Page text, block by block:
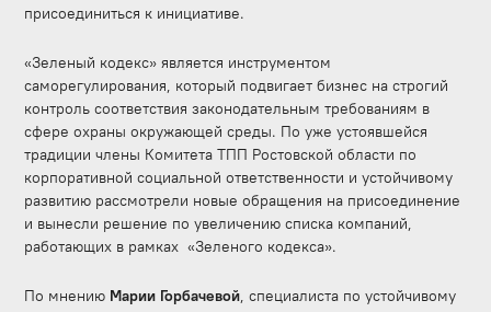
присоединиться к инициативе.
«Зеленый кодекс» является инструментом
саморегулирования, который подвигает бизнес на строгий
контроль соответствия законодательным требованиям в
сфере охраны окружающей среды. По уже устоявшейся
традиции члены Комитета ТПП Ростовской области по
корпоративной социальной ответственности и устойчивому
развитию рассмотрели новые обращения на присоединение
и вынесли решение по увеличению списка компаний,
работающих в рамках «Зеленого кодекса».
По мнению Марии Горбачевой, специалиста по устойчивому